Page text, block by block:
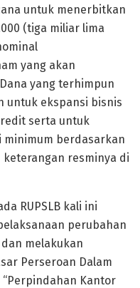
untuk menerbitkan
(tiga miliar lima
yang akan
yang terhimpun
untuk ekspansi bisnis
serta untuk
berdasarkan
keterangan resminya di
RUPSLB kali ini
perubahan
melakukan
Perseroan Dalam
“Perpindahan Kantor